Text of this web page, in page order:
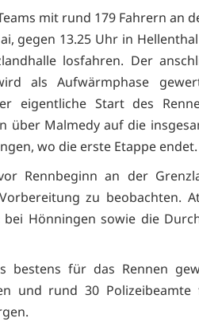
mit rund 179 Fahrern an
gegen 13.25 Uhr in
losfahren. Der
als Aufwärmphase
eigentliche Start des
über Malmedy auf die
wo die erste Etappe endet.
Rennbeginn an der
zu beobachten.
Hönningen sowie die
bestens für das Rennen
und rund 30